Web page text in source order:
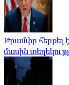
Թրամփը հերքել
մասին